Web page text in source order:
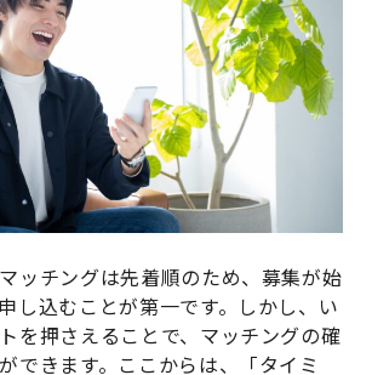
ッチングは先着順のため、募集が始
し込むことが第一です。しかし、い
を押さえることで、マッチングの確
できます。ここからは、「タイミ